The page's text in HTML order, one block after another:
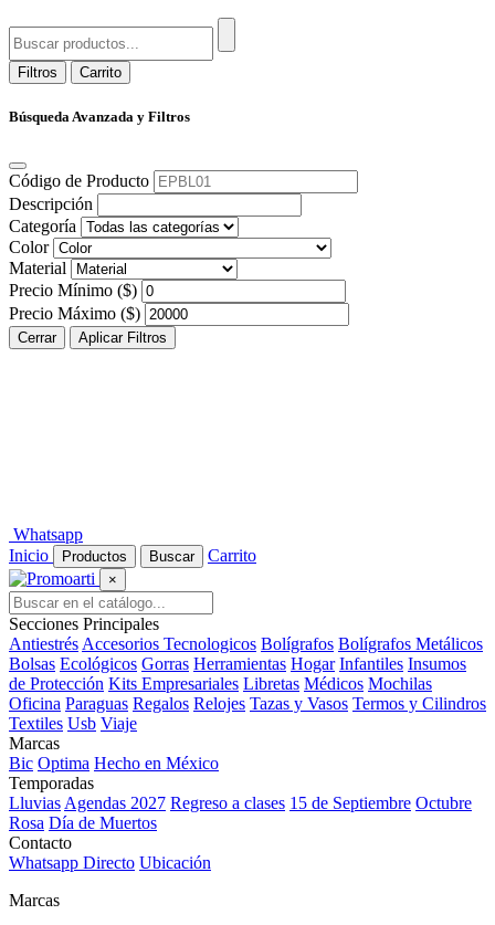
Filtros Carrito
Búsqueda Avanzada y Filtros
Código de Producto
Descripción
Categoría
Color
Material
Precio Mínimo ($)
Precio Máximo ($)
Cerrar Aplicar Filtros
Whatsapp
Inicio
Productos Buscar Carrito
×
Secciones Principales
Antiestrés Accesorios Tecnologicos Bolígrafos Bolígrafos Metálicos
Bolsas Ecológicos Gorras Herramientas Hogar Infantiles Insumos
de Protección Kits Empresariales Libretas Médicos Mochilas
Oficina Paraguas Regalos Relojes Tazas y Vasos Termos y Cilindros
Textiles Usb Viaje
Marcas
Bic Optima Hecho en México
Temporadas
Lluvias Agendas 2027 Regreso a clases 15 de Septiembre Octubre
Rosa Día de Muertos
Contacto
Whatsapp Directo Ubicación
Marcas